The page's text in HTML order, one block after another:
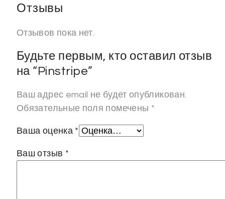
Отзывы
Отзывов пока нет.
Будьте первым, кто оставил отзыв
на “Pinstripe”
Ваш адрес email не будет опубликован.
Обязательные поля помечены *
Ваша оценка *
Ваш отзыв *